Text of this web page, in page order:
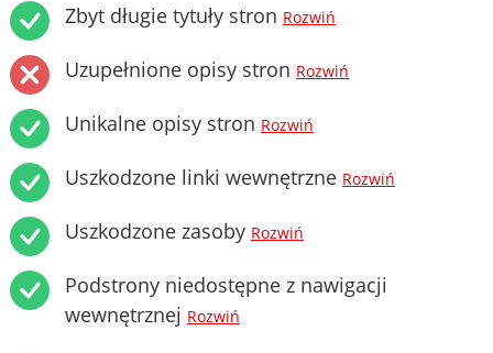
Zbyt długie tytuły stron Rozwiń
Uzupełnione opisy stron Rozwiń
Unikalne opisy stron Rozwiń
Uszkodzone linki wewnętrzne Rozwiń
Uszkodzone zasoby Rozwiń
Podstrony niedostępne z nawigacji
wewnętrznej Rozwiń